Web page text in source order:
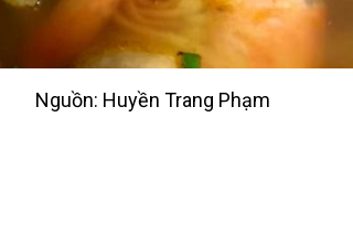
Nguồn: Huyền Trang Phạm